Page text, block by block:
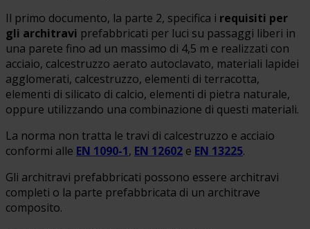
Il primo documento, la parte 2, specifica i requisiti per
gli architravi prefabbricati per luci su passaggi liberi in
una parete fino ad un massimo di 4,5 m e realizzati con
acciaio, calcestruzzo aerato autoclavato, materiali lapidei
agglomerati, calcestruzzo, elementi di terracotta,
elementi di silicato di calcio, elementi di pietra naturale,
oppure utilizzando una combinazione di questi materiali.
La norma non tratta le travi di calcestruzzo e acciaio
conformi alle EN 1090-1, EN 12602 e EN 13225.
Gli architravi prefabbricati possono essere architravi
completi o la parte prefabbricata di un architrave
composito.